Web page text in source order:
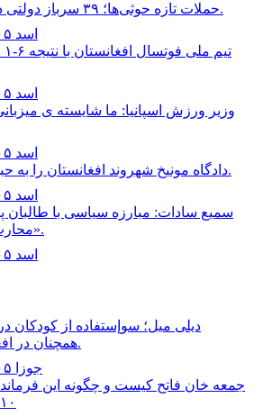
حملات تازه حوثی‌ها؛ ۳۹ سرباز دولتی در یمن کشته شدند.
۱۶ اسد ۱۴۰۵، ۲۰:۱۶
۱۶ اسد ۱۴۰۵، ۲۰:۰۴
وزير ورزش اسپانيا: ما شايسته ى
۱۶ اسد ۱۴۰۵، ۱۹:۴۹
دادگاه مونيخ شهروند افغانستان را به حبس ابد محكوم كرد.
۱۶ اسد ۱۴۰۵، ۱۹:۰۳
سمیع سادات: مبارزه سیاسی با طالبان
«محارب» را آغاز کرده‌ایم.
۱۶ اسد ۱۴۰۵، ۱۸:۵۰
ديلى ميل؛ سوإستفاده از كودكان
همچنان در افغانستان ادامه دارد.
۱۰ جوزا ۱۴۰۵، ۲۳:۲۴
جمعه خان فاتح كيست و چگونه اين
١٠ هزار نفرى رسيد؟